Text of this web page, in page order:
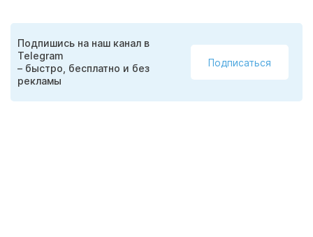
Подпишись на наш канал в
Telegram
– быстро, бесплатно и без
рекламы
Подписаться